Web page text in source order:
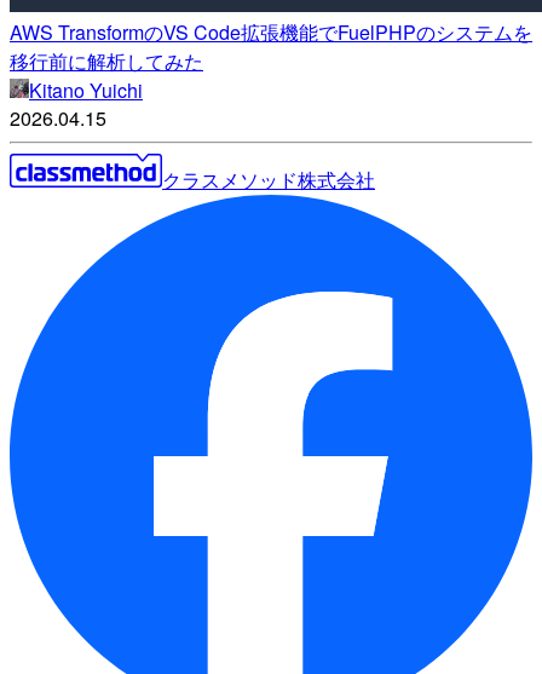
AWS TransformのVS Code拡張機能でFuelPHPのシステムを
移行前に解析してみた
Kitano Yuichi
2026.04.15
クラスメソッド株式会社